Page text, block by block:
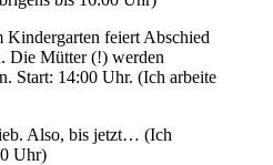
feiert Abschied
Die Mütter (!) werden
Start: 14:00 Uhr. (Ich arbeite
Also, bis jetzt… (Ich
Uhr)